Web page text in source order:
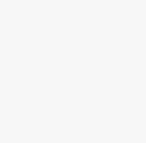
شده‌اند تا نتیجه نهایی،
برای آرامش خود
فیکسا، زمانی برای